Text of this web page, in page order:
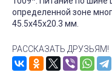
определенной зоне
45.5x45x20.3 мм.
РАССКАЗАТЬ ДРУЗЬЯМ!